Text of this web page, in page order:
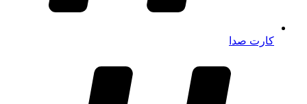
کارت صدا